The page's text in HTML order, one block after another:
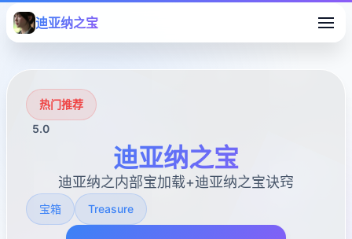
迪亚纳之宝
热门推荐
5.0
迪亚纳之宝
迪亚纳之内部宝加载+迪亚纳之宝诀窍
宝箱 Treasure